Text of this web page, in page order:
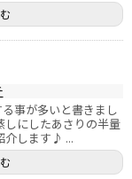
事が多いと書きまし
しにしたあさりの半量
介します♪ ...